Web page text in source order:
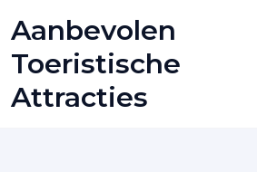
to
content
Aanbevolen
Toeristische
Attracties